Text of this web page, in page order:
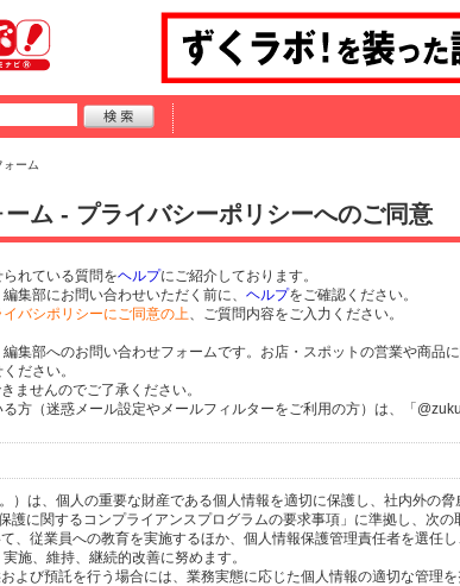
ォーム
ム - プライバシーポリシーへのご同意
れている質問をヘルプにご紹介しております。
集部にお問い合わせいただく前に、 ヘルプをご確認ください。
イバシポリシーにご同意の上、ご質問内容をご入力ください。
集部へのお問い合わせフォームです。お店・スポットの営業や商品
ださい。
ませんのでご了承ください。
方（迷惑メール設定やメールフィルターをご利用の方）は、「
）は、個人の重要な財産である個人情報を適切に保護し、社内外の
護に関するコンプライアンスプログラムの要求事項」に準拠し、次の
、従業員への教育を実施するほか、個人情報保護管理責任者を選任
施、維持、継続的改善に努めます。
よび預託を行う場合には、業務実態に応じた個人情報の適切な管理を